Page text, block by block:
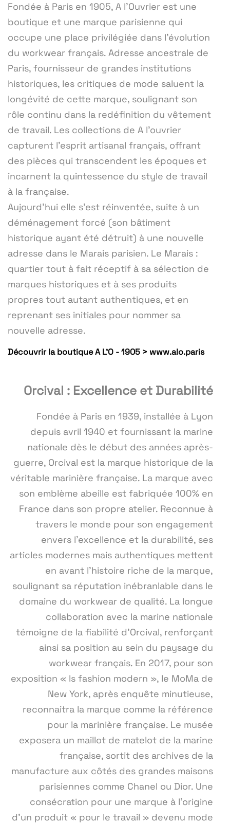
Fondée à Paris en 1905, A l'Ouvrier est une
boutique et une marque parisienne qui
occupe une place privilégiée dans l'évolution
du workwear français. Adresse ancestrale de
Paris, fournisseur de grandes institutions
historiques, les critiques de mode saluent la
longévité de cette marque, soulignant son
rôle continu dans la redéfinition du vêtement
de travail. Les collections de A l'ouvrier
capturent l'esprit artisanal français, offrant
des pièces qui transcendent les époques et
incarnent la quintessence du style de travail
à la française.
Aujourd’hui elle s’est réinventée, suite à un
déménagement forcé (son bâtiment
historique ayant été détruit) à une nouvelle
adresse dans le Marais parisien. Le Marais :
quartier tout à fait réceptif à sa sélection de
marques historiques et à ses produits
propres tout autant authentiques, et en
reprenant ses initiales pour nommer sa
nouvelle adresse.
Découvrir la boutique A L'O - 1905 > www.alo.paris
Orcival : Excellence et Durabilité
Fondée à Paris en 1939, installée à Lyon
depuis avril 1940 et fournissant la marine
nationale dès le début des années après-
guerre, Orcival est la marque historique de la
véritable marinière française. La marque avec
son emblème abeille est fabriquée 100% en
France dans son propre atelier. Reconnue à
travers le monde pour son engagement
envers l'excellence et la durabilité, ses
articles modernes mais authentiques mettent
en avant l'histoire riche de la marque,
soulignant sa réputation inébranlable dans le
domaine du workwear de qualité. La longue
collaboration avec la marine nationale
témoigne de la fiabilité d'Orcival, renforçant
ainsi sa position au sein du paysage du
workwear français. En 2017, pour son
exposition « Is fashion modern », le MoMa de
New York, après enquête minutieuse,
reconnaitra la marque comme la référence
pour la marinière française. Le musée
exposera un maillot de matelot de la marine
française, sortit des archives de la
manufacture aux côtés des grandes maisons
parisiennes comme Chanel ou Dior. Une
consécration pour une marque à l’origine
d’un produit « pour le travail » devenu mode